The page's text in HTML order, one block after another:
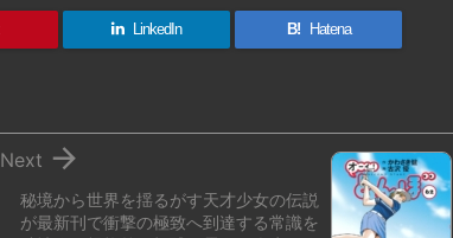
LinkedIn B! Hatena
秘境から世界を揺るがす天才少女の伝説
が最新刊で衝撃の極致へ到達する常識を

Next